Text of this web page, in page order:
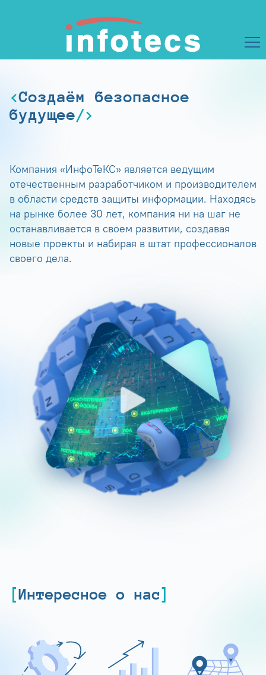
Создаём безопасное
будущее
Компания «ИнфоТеКС» является ведущим
отечественным разработчиком и производителем
в области средств защиты информации. Находясь
на рынке более 30 лет, компания ни на шаг не
останавливается в своем развитии, создавая
новые проекты и набирая в штат профессионалов
своего дела.
Интересное о нас